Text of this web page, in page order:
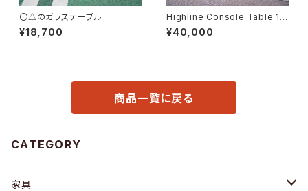
〇△のガラステーブル
¥18,700
Highline Console Table 18
0
¥40,000
商品一覧に戻る
CATEGORY
家具